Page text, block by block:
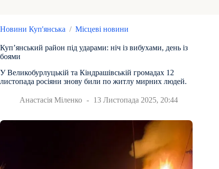
Новини Куп'янська / Місцеві новини
Куп’янський район під ударами: ніч із вибухами, день із
боями
У Великобурлуцькій та Кіндрашівській громадах 12
листопада росіяни знову били по житлу мирних людей.
Анастасія Міленко 13 Листопада 2025, 20:44